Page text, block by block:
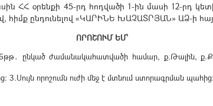
ՀՀ օրենքի 45-րդ հոդվածի 1-ին մասի 12-րդ
հիմք ընդունելով «ԿԱՐԻՆԵ ԽԱՉԱՏՐՅԱՆ» ԱՁ-ի
ՈՐՈՇՈՒՄ ԵՄ՝
ընկած ժամանակահատվածի համար, ք.Թալին,
3.Սույն որոշումն ուժի մեջ է մտնում ստորագրման պահից: